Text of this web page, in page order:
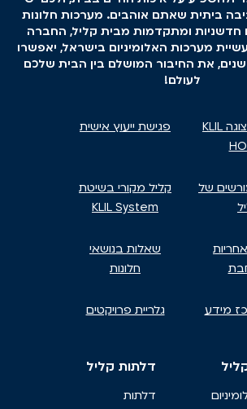
ביתית שאתם אוהבים. מערכות חלונות
חדשניות ומתקדמות מבית קליל, החברה
מערכות האלומיניום בישראל, יאפשרו
את החיבור המושלם בין הבית שלכם
לעולם!
אולמות תצוגה KLIL
פגישת ייעוץ אישית
של
קליל מקורי בשיטת
KLIL System
שאלות בנושאי
חלונות
מידע גלריית פרויקטים
דלתות קליל
דלתות